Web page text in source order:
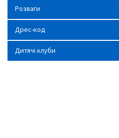
Розваги
Дрес-код
Дитячі клуби